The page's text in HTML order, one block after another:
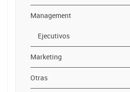
Management
Ejecutivos
Marketing
Otras